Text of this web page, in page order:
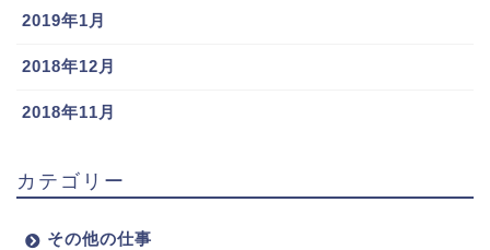
2019年1月
2018年12月
2018年11月
カテゴリー
その他の仕事